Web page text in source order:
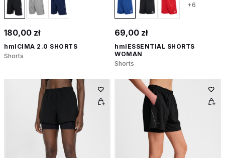
180,00 zł
hmlCIMA 2.0 SHORTS
Shorts
+6
69,00 zł
hmlESSENTIAL SHORTS
WOMAN
Shorts